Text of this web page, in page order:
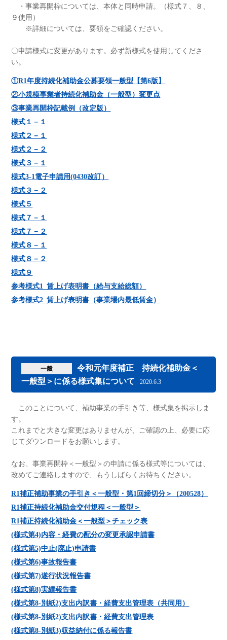
・事業再開枠については、本体と同時申請。（様式７、８、
９使用）
※詳細については、要領をご確認ください。
〇申請様式に変更があります。必ず新様式を使用してくださ
い。
①R1年度持続化補助金公募要領一般型【第6版】
②小規模事業者持続化補助金（一般型）変更点
③事業再開枠記載例（改定版）
様式１－１
様式２－１
様式２－２
様式３－１
様式3-1電子申請用(0430改訂）
様式３－２
様式５
様式７－１
様式７－２
様式８－１
様式８－２
様式９
参考様式1_賃上げ表明書（給与支給総額）
参考様式2_賃上げ表明書（事業場内最低賃金）
一般
令和元年度補正 持続化補助金＜
一般型＞に係る様式集について
2020.6.3
このことについて、補助事業の手引き等、様式集を掲示しま
す。
これまでと大きな変更はありませんが、ご確認の上、必要に応
じてダウンロードをお願いします。
なお、事業再開枠＜一般型＞の申請に係る様式等については、
改めてご連絡しますので、もうしばらくお待ちください。
R1補正補助事業の手引き＜一般型・第1回締切分＞（200528）
R1補正持続化補助金交付規程＜一般型＞
R1補正持続化補助金＜一般型＞チェック表
(様式第4)内容・経費の配分の変更承認申請書
(様式第5)中止(廃止)申請書
(様式第6)事故報告書
(様式第7)遂行状況報告書
(様式第8)実績報告書
(様式第8-別紙2)支出内訳書・経費支出管理表（共同用）
(様式第8-別紙2)支出内訳書・経費支出管理表
(様式第8-別紙3)収益納付に係る報告書